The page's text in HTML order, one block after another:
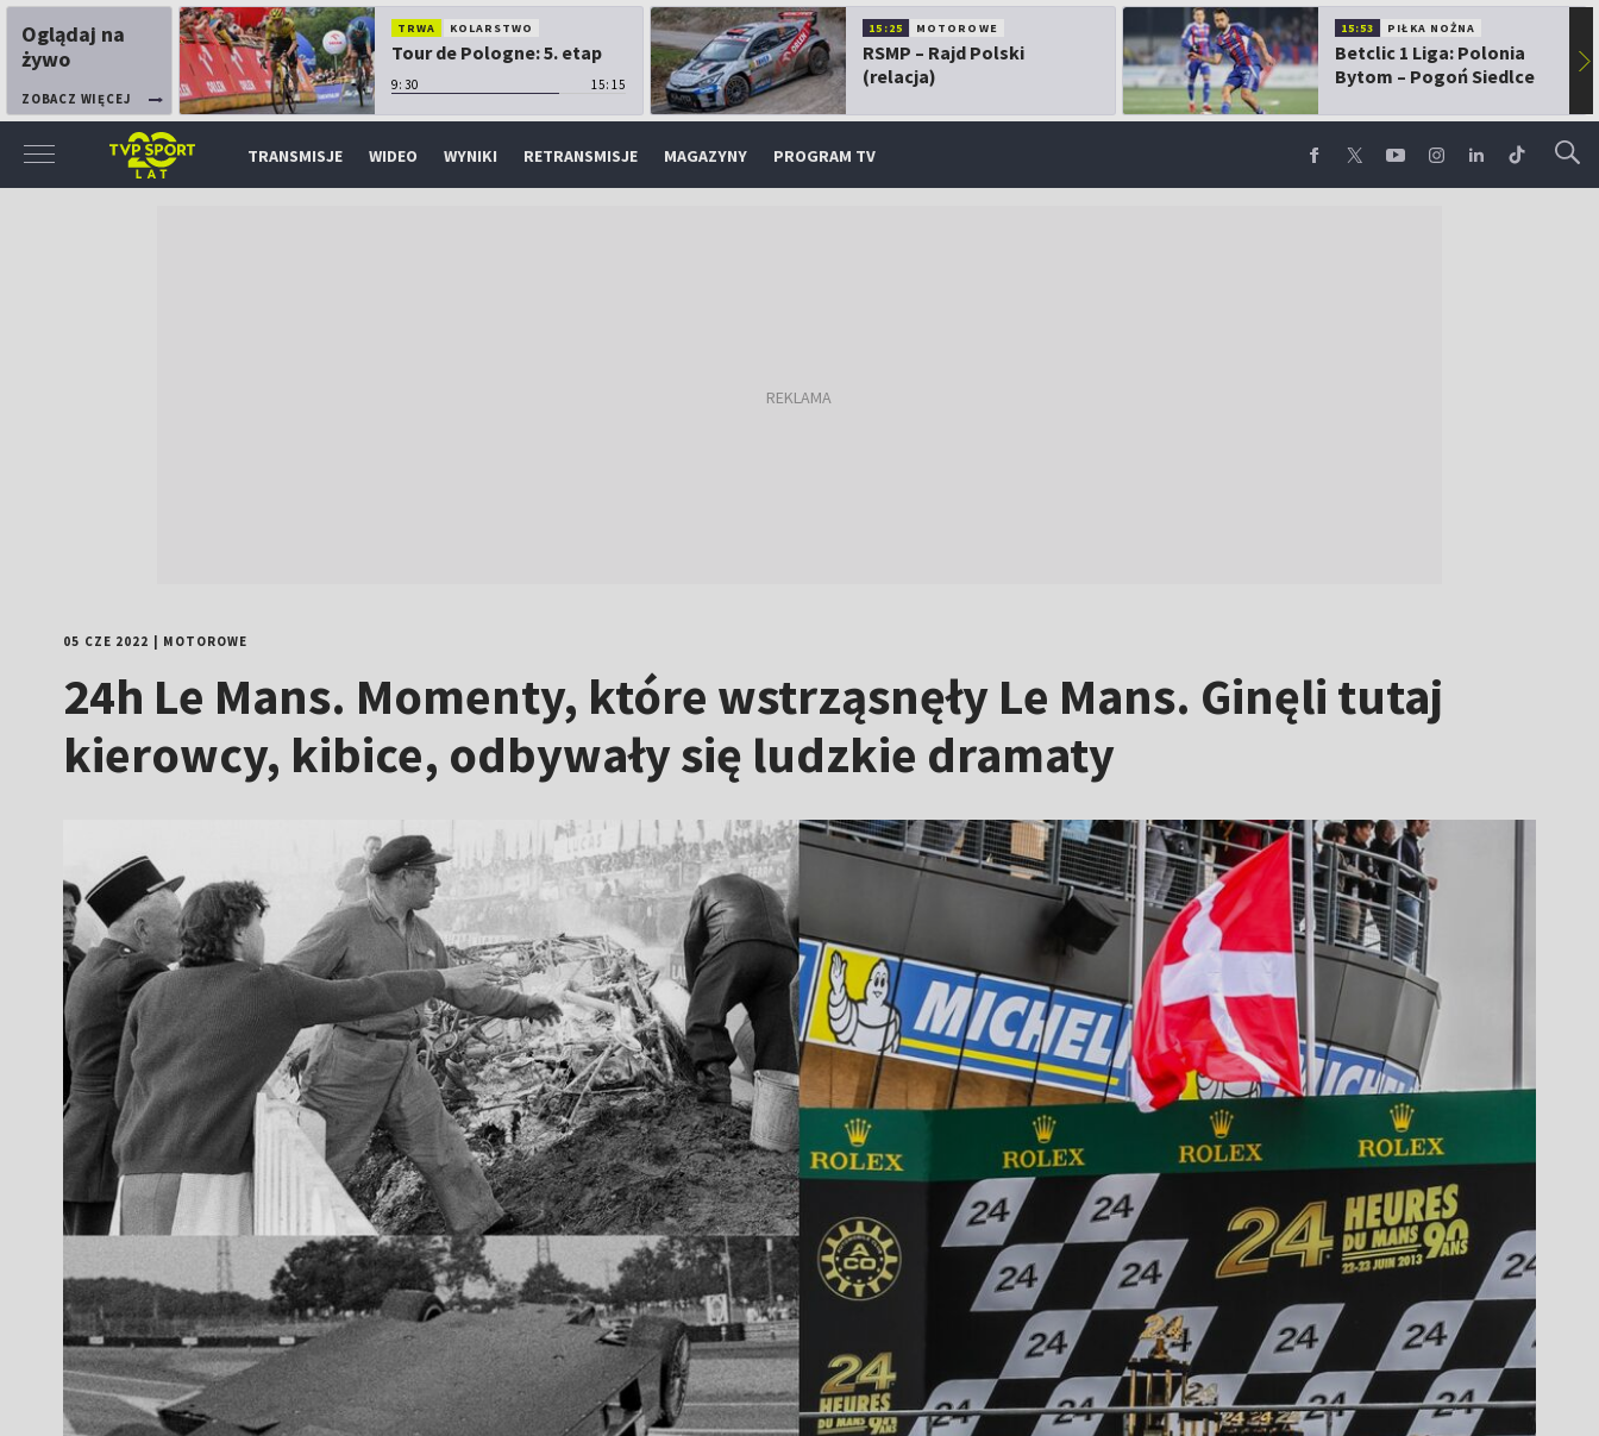
Oglądaj na
żywo
ZOBACZ WIĘCEJ
TRWA KOLARSTWO
Tour de Pologne: 5. etap
9:30 15:15
15:25 MOTOROWE
RSMP – Rajd Polski
(relacja)
15:53 PIŁKA NOŻNA
Betclic 1 Liga: Polonia
Bytom – Pogoń Siedlce
▶
TRANSMISJE WIDEO WYNIKI RETRANSMISJE MAGAZYNY PROGRAM TV
05 CZE 2022 MOTOROWE
24h Le Mans. Momenty, które wstrząsnęły Le Mans. Ginęli tutaj
kierowcy, kibice, odbywały się ludzkie dramaty